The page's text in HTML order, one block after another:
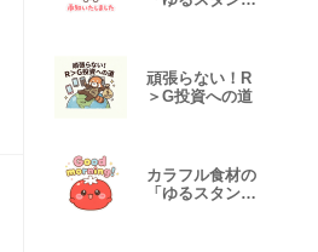
頑張らない！R
＞G投資への道
カラフル食材の
「ゆるスタン